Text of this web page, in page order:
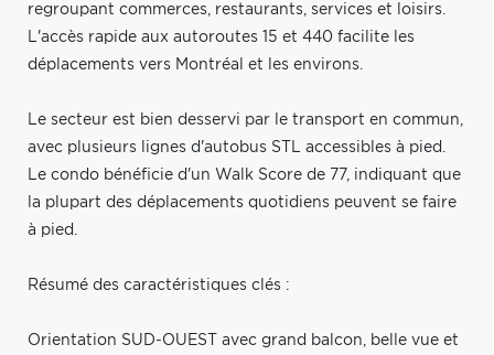
regroupant commerces, restaurants, services et loisirs.
L'accès rapide aux autoroutes 15 et 440 facilite les
déplacements vers Montréal et les environs.
Le secteur est bien desservi par le transport en commun,
avec plusieurs lignes d'autobus STL accessibles à pied.
Le condo bénéficie d'un Walk Score de 77, indiquant que
la plupart des déplacements quotidiens peuvent se faire
à pied.
Résumé des caractéristiques clés :
Orientation SUD-OUEST avec grand balcon, belle vue et